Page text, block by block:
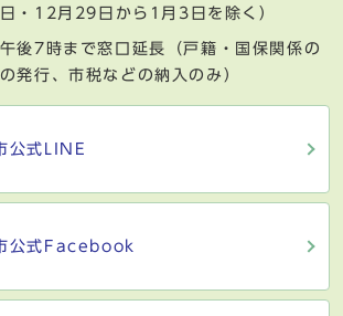
・12月29日から1月3日を除く）
後7時まで窓口延長（戸籍・国保関係の
発行、市税などの納入のみ）
公式LINE
公式Facebook